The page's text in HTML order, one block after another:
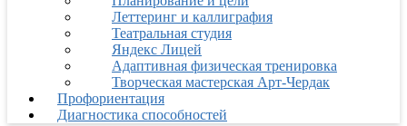
Леттеринг и каллиграфия
Театральная студия
Яндекс Лицей
Адаптивная физическая тренировка
Творческая мастерская Арт-Чердак
Профориентация
Диагностика способностей